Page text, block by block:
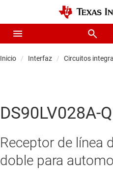
Inicio Interfaz Circuitos
DS90LV028A-
Receptor de línea
doble para